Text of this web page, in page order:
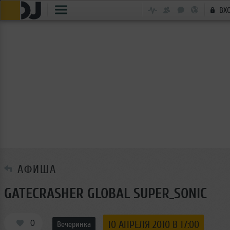
АФИША
GATECRASHER GLOBAL SUPER_SONIC
0 Вечеринка 10 АПРЕЛЯ 2010 В 17:00